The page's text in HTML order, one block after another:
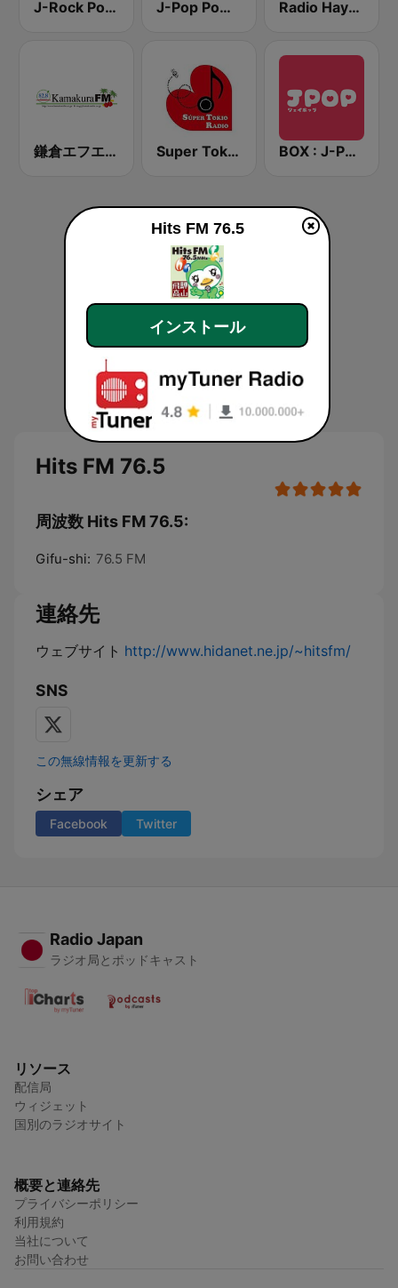
J-Rock Powerplay J-Pop Powerplay Kawaii Radio Hayama
鎌倉エフエム (Kamakura FM) Super Tokio Radio BOX : J-POP Radio - ジェイポップ 無線
Hits FM 76.5
周波数 Hits FM 76.5:
Gifu-shi: 76.5 FM
連絡先
ウェブサイト http://www.hidanet.ne.jp/~hitsfm/
SNS
この無線情報を更新する
シェア
Facebook Twitter
Radio Japan
ラジオ局とポッドキャスト
リソース
配信局
ウィジェット
国別のラジオサイト
概要と連絡先
プライバシーポリシー
利用規約
当社について
お問い合わせ
Hits FM 76.5
インストール